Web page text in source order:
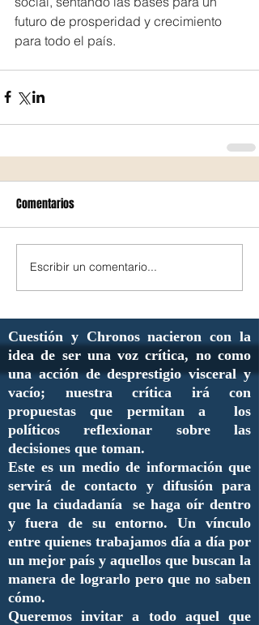
futuro de prosperidad y crecimiento
para todo el país.
Comentarios
Escribir un comentario...
Cuestión y Chronos nacieron con la
idea de ser una voz crítica, no como
una acción de desprestigio visceral y
vacío; nuestra crítica irá con
propuestas que permitan a los
políticos reflexionar sobre las
decisiones que toman.
Este es un medio de información que
servirá de contacto y difusión para
que la ciudadanía se haga oír dentro
y fuera de su entorno. Un vínculo
entre quienes trabajamos día a día por
un mejor país y aquellos que buscan la
manera de lograrlo pero que no saben
cómo.
Queremos invitar a todo aquel que